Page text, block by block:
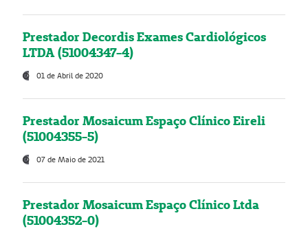
Prestador Decordis Exames Cardiológicos
LTDA (51004347-4)
01 de Abril de 2020
Prestador Mosaicum Espaço Clínico Eireli
(51004355-5)
07 de Maio de 2021
Prestador Mosaicum Espaço Clínico Ltda
(51004352-0)